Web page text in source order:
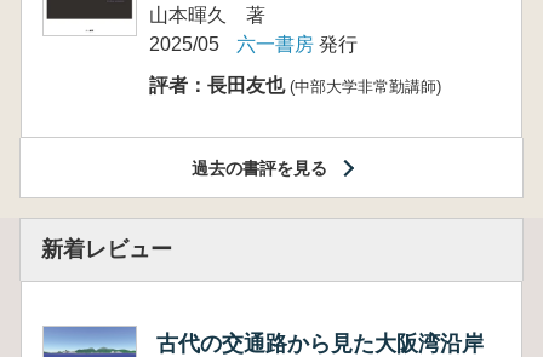
山本暉久 著
2025/05
六一書房 発行
評者：長田友也 (中部大学非常勤講師)
過去の書評を見る
新着レビュー
古代の交通路から見た大阪湾沿岸